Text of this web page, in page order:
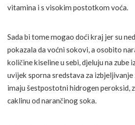
vitamina i s visokim postotkom voća.
Sada bi tome mogao doći kraj jer su
pokazala da voćni sokovi, a osobito
količine kiseline u sebi, djeluju na zube
uvijek sporna sredstava za izbjeljivanje
imaju šestpostotni hidrogen peroksid,
caklinu od narančinog soka.